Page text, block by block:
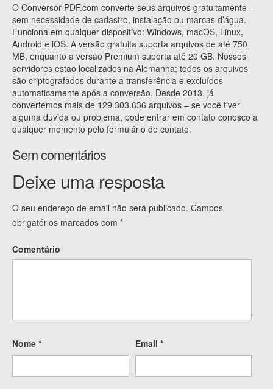
O Conversor-PDF.com converte seus arquivos gratuitamente -
sem necessidade de cadastro, instalação ou marcas d’água.
Funciona em qualquer dispositivo: Windows, macOS, Linux,
Android e iOS. A versão gratuita suporta arquivos de até 750
MB, enquanto a versão Premium suporta até 20 GB. Nossos
servidores estão localizados na Alemanha; todos os arquivos
são criptografados durante a transferência e excluídos
automaticamente após a conversão. Desde 2013, já
convertemos mais de 129.303.636 arquivos – se você tiver
alguma dúvida ou problema, pode entrar em contato conosco a
qualquer momento pelo formulário de contato.
Sem comentários
Deixe uma resposta
O seu endereço de email não será publicado. Campos
obrigatórios marcados com *
Comentário
Nome * Email *